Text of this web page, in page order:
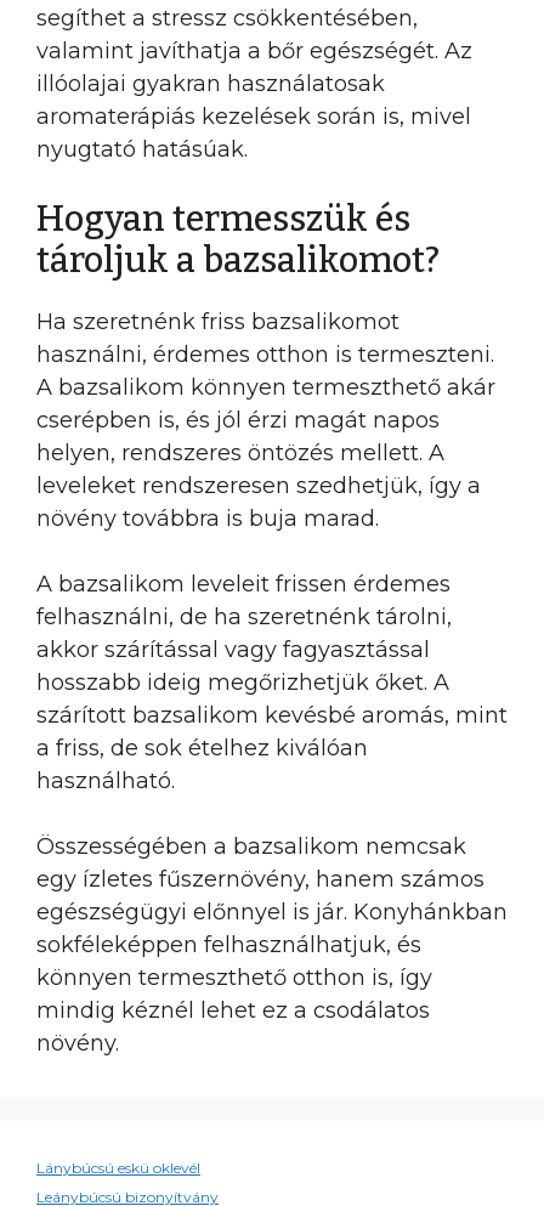
segíthet a stressz csökkentésében,
valamint javíthatja a bőr egészségét. Az
illóolajai gyakran használatosak
aromaterápiás kezelések során is, mivel
nyugtató hatásúak.
Hogyan termesszük és
tároljuk a bazsalikomot?
Ha szeretnénk friss bazsalikomot
használni, érdemes otthon is termeszteni.
A bazsalikom könnyen termeszthető akár
cserépben is, és jól érzi magát napos
helyen, rendszeres öntözés mellett. A
leveleket rendszeresen szedhetjük, így a
növény továbbra is buja marad.
A bazsalikom leveleit frissen érdemes
felhasználni, de ha szeretnénk tárolni,
akkor szárítással vagy fagyasztással
hosszabb ideig megőrizhetjük őket. A
szárított bazsalikom kevésbé aromás, mint
a friss, de sok ételhez kiválóan
használható.
Összességében a bazsalikom nemcsak
egy ízletes fűszernövény, hanem számos
egészségügyi előnnyel is jár. Konyhánkban
sokféleképpen felhasználhatjuk, és
könnyen termeszthető otthon is, így
mindig kéznél lehet ez a csodálatos
növény.
Lánybúcsú eskü oklevél
Leánybúcsú bizonyítvány